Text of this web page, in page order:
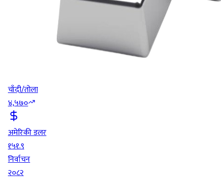
चाँदी/तोला
४,५७०
अमेरिकी डलर
१५१.९
निर्वाचन
२०८२